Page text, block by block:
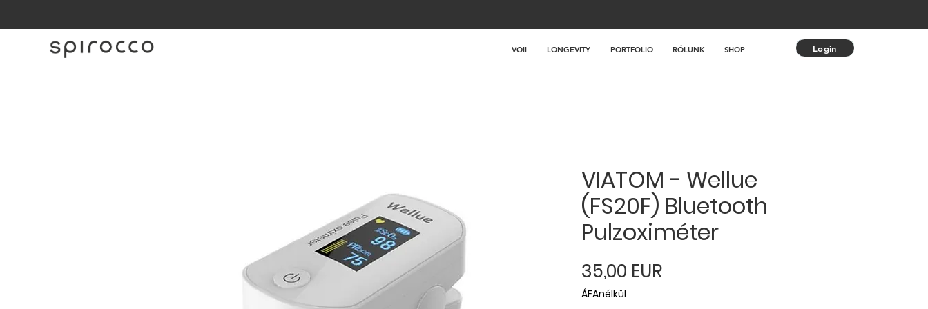
VOII LONGEVITY PORTFOLIO RÓLUNK SHOP Login
VIATOM - Wellue
(FS20F) Bluetooth
Pulzoximéter
35,00 EURÁr
ÁFAnélkül